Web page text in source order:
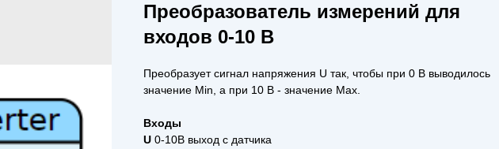
Преобразователь измерений для
входов 0-10 В
Преобразует сигнал напряжения U так, чтобы при 0 В выводилось
значение Min, а при 10 В - значение Max.
Входы
U 0-10В выход с датчика